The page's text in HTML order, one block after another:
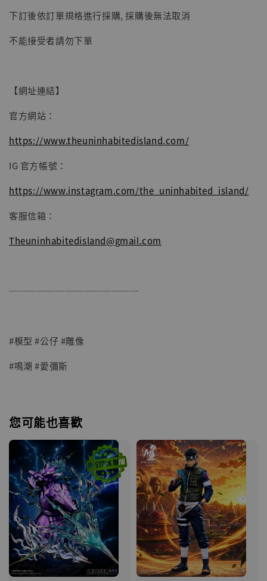
下訂後依訂單規格進行採購, 採購後無法取消
不能接受者請勿下單
【網址連結】
官方網站：
https://www.theuninhabitedisland.com/
IG 官方帳號：
https://www.instagram.com/the_uninhabited_island/
客服信箱：
Theuninhabitedisland@gmail.com
──────────────
#模型 #公仔 #雕像
#鳴潮 #愛彌斯
您可能也喜歡